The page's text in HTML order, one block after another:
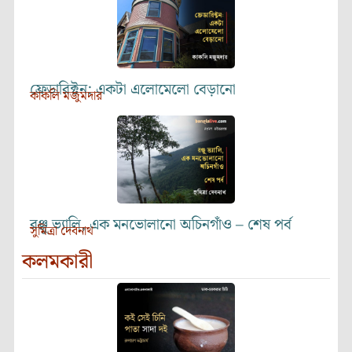
ফ্রেডারিক্টন: একটা এলোমেলো বেড়ানো
কাকলি মজুমদার
রঞ্জু ভ্যালি, এক মনভোলানো অচিনগাঁও – শেষ পর্ব
সুমিত্রা দেবনাথ
কলমকারী